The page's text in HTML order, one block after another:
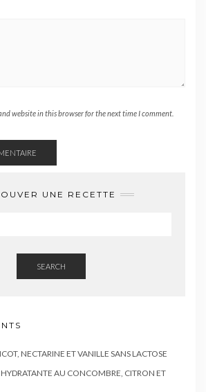
website in this browser for the next time I comment.
UNE RECETTE
SEARCH
NECTARINE ET VANILLE SANS LACTOSE
AU CONCOMBRE, CITRON ET